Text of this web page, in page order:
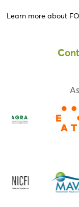
Learn more about